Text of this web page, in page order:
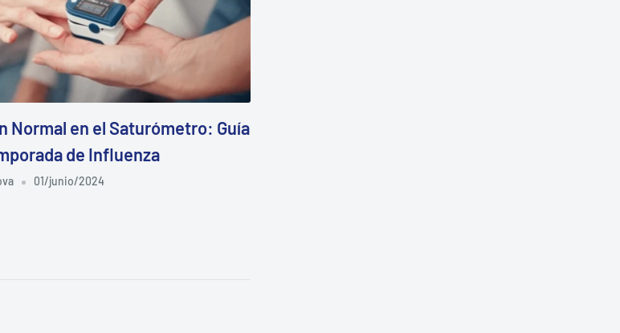
Normal en el Saturómetro: Guía
de Influenza
01/junio/2024